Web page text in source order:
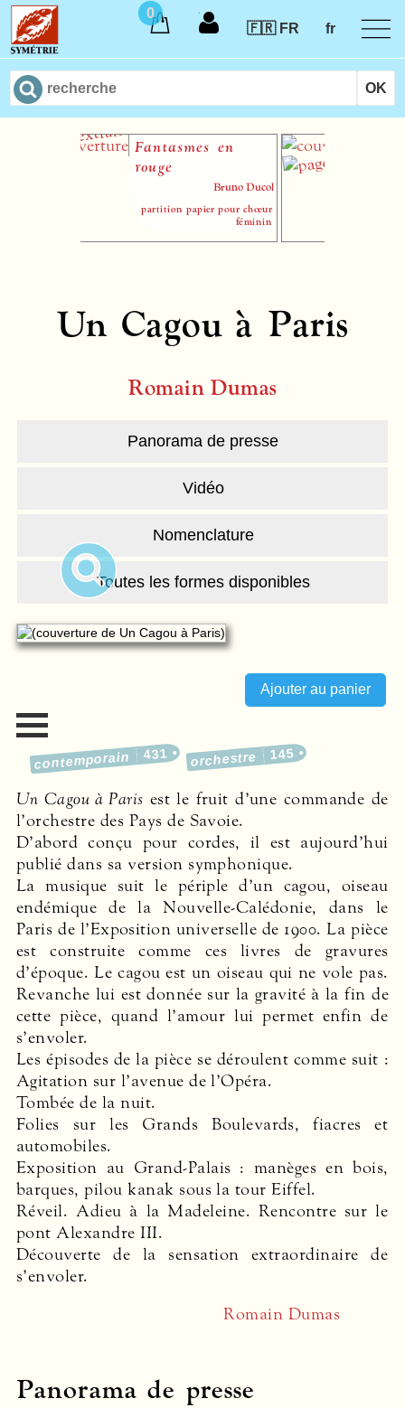
0
🇫🇷 FR
fr
Fantasmes en
rouge
Bruno Ducol
partition papier pour chœur
féminin
Un Cagou à Paris
Romain Dumas
Panorama de presse
Vidéo
Nomenclature
Toutes les formes disponibles
contemporain 431 orchestre 145
Un Cagou à Paris est le fruit d’une commande de
l’orchestre des Pays de Savoie.
D’abord conçu pour cordes, il est aujourd’hui
publié dans sa version symphonique.
La musique suit le périple d’un cagou, oiseau
endémique de la Nouvelle-Calédonie, dans le
Paris de l’Exposition universelle de 1900. La pièce
est construite comme ces livres de gravures
d’époque. Le cagou est un oiseau qui ne vole pas.
Revanche lui est donnée sur la gravité à la fin de
cette pièce, quand l’amour lui permet enfin de
s’envoler.
Les épisodes de la pièce se déroulent comme suit :
Agitation sur l’avenue de l’Opéra.
Tombée de la nuit.
Folies sur les Grands Boulevards, fiacres et
automobiles.
Exposition au Grand-Palais : manèges en bois,
barques, pilou kanak sous la tour Eiffel.
Réveil. Adieu à la Madeleine. Rencontre sur le
pont AlexandreIII.
Découverte de la sensation extraordinaire de
s’envoler.
Romain Dumas
Panorama de presse